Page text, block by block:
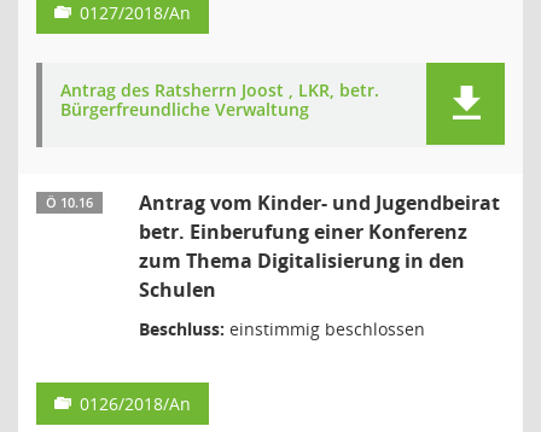
0127/2018/An
Antrag des Ratsherrn Joost , LKR, betr.
Bürgerfreundliche Verwaltung
Ö 10.16
Antrag vom Kinder- und Jugendbeirat
betr. Einberufung einer Konferenz
zum Thema Digitalisierung in den
Schulen
Beschluss: einstimmig beschlossen
0126/2018/An